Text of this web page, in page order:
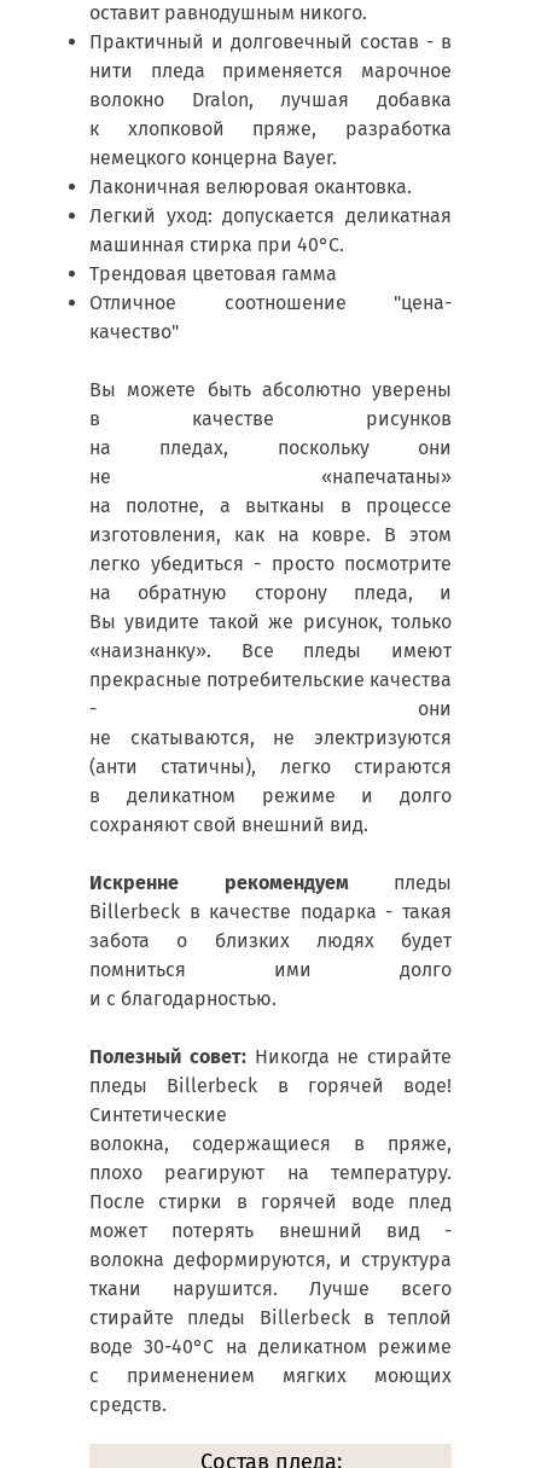
оставит равнодушным никого.
Практичный и долговечный состав - в
нити пледа применяется марочное
волокно Dralon, лучшая добавка
к хлопковой пряже, разработка
немецкого концерна Bayer.
Лаконичная велюровая окантовка.
Легкий уход: допускается деликатная
машинная стирка при 40°С.
Трендовая цветовая гамма
Отличное соотношение "цена-
качество"
Вы можете быть абсолютно уверены
в качестве рисунков
на пледах, поскольку они
не «напечатаны»
на полотне, а вытканы в процессе
изготовления, как на ковре. В этом
легко убедиться - просто посмотрите
на обратную сторону пледа, и
Вы увидите такой же рисунок, только
«наизнанку». Все пледы имеют
прекрасные потребительские качества
- они
не скатываются, не электризуются
(анти статичны), легко стираются
в деликатном режиме и долго
сохраняют свой внешний вид.
Искренне рекомендуемпледы
Billerbeck в качестве подарка - такая
забота о близких людях будет
помниться ими долго
и с благодарностью.
Полезный совет:Никогда не стирайте
пледы Billerbeck в горячей воде!
Синтетические
волокна, содержащиеся в пряже,
плохо реагируют на температуру.
После стирки в горячей воде плед
может потерять внешний вид -
волокна деформируются, и структура
ткани нарушится. Лучше всего
стирайте пледы Billerbeck в теплой
воде 30-40°С на деликатном режиме
с применением мягких моющих
средств.
Состав пледа: